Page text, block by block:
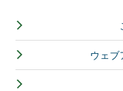
ウェブ